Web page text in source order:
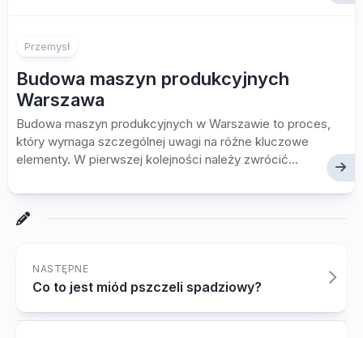
Przemysł
Budowa maszyn produkcyjnych
Warszawa
Budowa maszyn produkcyjnych w Warszawie to proces,
który wymaga szczególnej uwagi na różne kluczowe
elementy. W pierwszej kolejności należy zwrócić...
NASTĘPNE
Co to jest miód pszczeli spadziowy?